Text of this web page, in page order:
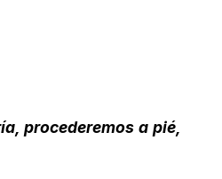
procederemos a pié,